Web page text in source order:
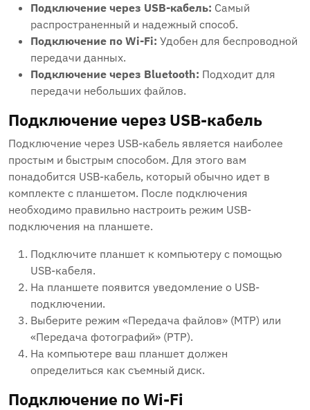
Подключение через USB-кабель: Самый
распространенный и надежный способ.
Подключение по Wi-Fi: Удобен для беспроводной
передачи данных.
Подключение через Bluetooth: Подходит для
передачи небольших файлов.
Подключение через USB-кабель
Подключение через USB-кабель является наиболее
простым и быстрым способом. Для этого вам
понадобится USB-кабель, который обычно идет в
комплекте с планшетом. После подключения
необходимо правильно настроить режим USB-
подключения на планшете.
Подключите планшет к компьютеру с помощью
USB-кабеля.
На планшете появится уведомление о USB-
подключении.
Выберите режим «Передача файлов» (MTP) или
«Передача фотографий» (PTP).
На компьютере ваш планшет должен
определиться как съемный диск.
Подключение по Wi-Fi